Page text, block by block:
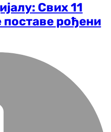
Свих 11
поставе рођени